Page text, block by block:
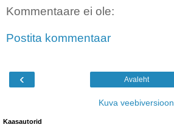
Kommentaare ei ole:
Postita kommentaar
‹ Avaleht
Kuva veebiversioon
Kaasautorid